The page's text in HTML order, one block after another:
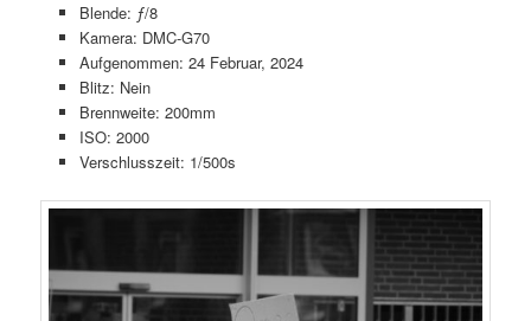
Blende: ƒ/8
Kamera: DMC-G70
Aufgenommen: 24 Februar, 2024
Blitz: Nein
Brennweite: 200mm
ISO: 2000
Verschlusszeit: 1/500s